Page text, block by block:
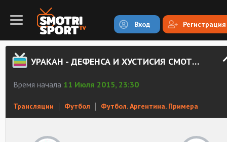
Вход Регистрация
УРАКАН - ДЕФЕНСА И ХУСТИСИЯ СМОТРЕТЬ ОНЛАЙН
Время начала 11 Июля 2015, 23:30
Трансляции Футбол Футбол. Аргентина. Примера